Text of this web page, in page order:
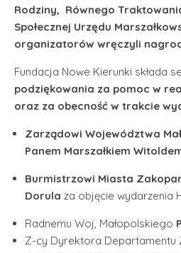
Rodziny, Równego
Społecznej Urzędu
organizatorów wręczyli
Fundacja Nowe Kierunki składa
podziękowania za pomoc w
oraz za obecność w trakcie
Zarządowi Województwa
Panem Marszałkiem
Burmistrzowi Miasta
Dorula za objęcie wydarzenia
Radnemu Woj, Małopolskiego
Z-cy Dyrektora Departamentu